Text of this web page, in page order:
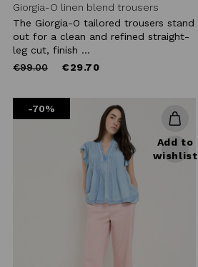
Giorgia-O linen blend trousers
The Giorgia-O tailored trousers stand
out for a clean and refined straight-
leg cut, finish ...
Price
€99.00to €29.70
-70%
Add to
wishlist